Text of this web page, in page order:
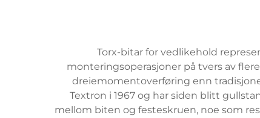
Torx-bitar for vedlikehold
monteringsoperasjoner på tvers av
dreiemomentoverføring enn
Textron i 1967 og har siden blitt
mellom biten og festeskruen, noe som